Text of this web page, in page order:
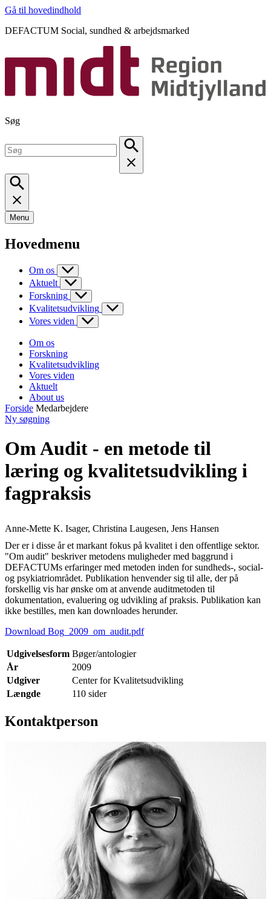
Gå til hovedindhold
DEFACTUM Social, sundhed & arbejdsmarked
Søg
Menu
Hovedmenu
Om os
Aktuelt
Forskning
Kvalitetsudvikling
Vores viden
Om os
Forskning
Kvalitetsudvikling
Vores viden
Aktuelt
About us
Forside Medarbejdere
Ny søgning
Om Audit - en metode til
læring og kvalitetsudvikling i
fagpraksis
Anne-Mette K. Isager, Christina Laugesen, Jens Hansen
Der er i disse år et markant fokus på kvalitet i den offentlige sektor.
"Om audit" beskriver metodens muligheder med baggrund i
DEFACTUMs erfaringer med metoden inden for sundheds-, social-
og psykiatriområdet. Publikation henvender sig til alle, der på
forskellig vis har ønske om at anvende auditmetoden til
dokumentation, evaluering og udvikling af praksis. Publikation kan
ikke bestilles, men kan downloades herunder.
Download Bog_2009_om_audit.pdf
Udgivelsesform Bøger/antologier
År
2009
Udgiver
Center for Kvalitetsudvikling
Længde
110 sider
Kontaktperson